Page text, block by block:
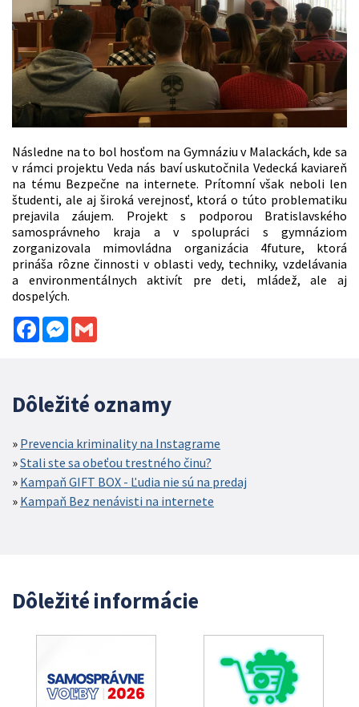
Následne na to bol hosťom na Gymnáziu v Malackách, kde sa
v rámci projektu Veda nás baví uskutočnila Vedecká kaviareň
na tému Bezpečne na internete. Prítomní však neboli len
študenti, ale aj široká verejnosť, ktorá o túto problematiku
prejavila záujem. Projekt s podporou Bratislavského
samosprávneho kraja a v spolupráci s gymnáziom
zorganizovala mimovládna organizácia 4future, ktorá
prináša rôzne činnosti v oblasti vedy, techniky, vzdelávania
a environmentálnych aktivít pre deti, mládež, ale aj
dospelých.
FacebookMessenger
Dôležité oznamy
Prevencia kriminality na Instagrame
Stali ste sa obeťou trestného činu?
Kampaň GIFT BOX - Ľudia nie sú na predaj
Kampaň Bez nenávisti na internete
Dôležité informácie